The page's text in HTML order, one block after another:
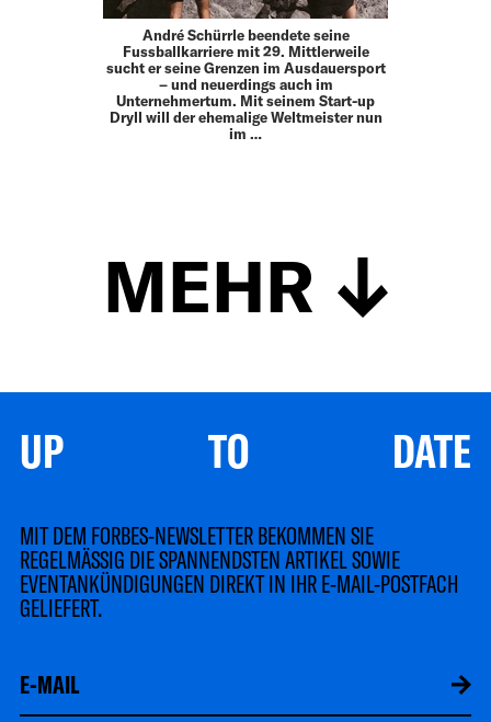
André Schürrle beendete seine
Fussballkarriere mit 29. Mittlerweile
sucht er seine Grenzen im Ausdauersport
– und neuerdings auch im
Unternehmertum. Mit seinem Start-up
Dryll will der ehemalige Weltmeister nun
im …
MEHR
UP TO DATE
MIT DEM FORBES-NEWSLETTER BEKOMMEN SIE
REGELMÄSSIG DIE SPANNENDSTEN ARTIKEL SOWIE
EVENTANKÜNDIGUNGEN DIREKT IN IHR E-MAIL-POSTFACH
GELIEFERT.